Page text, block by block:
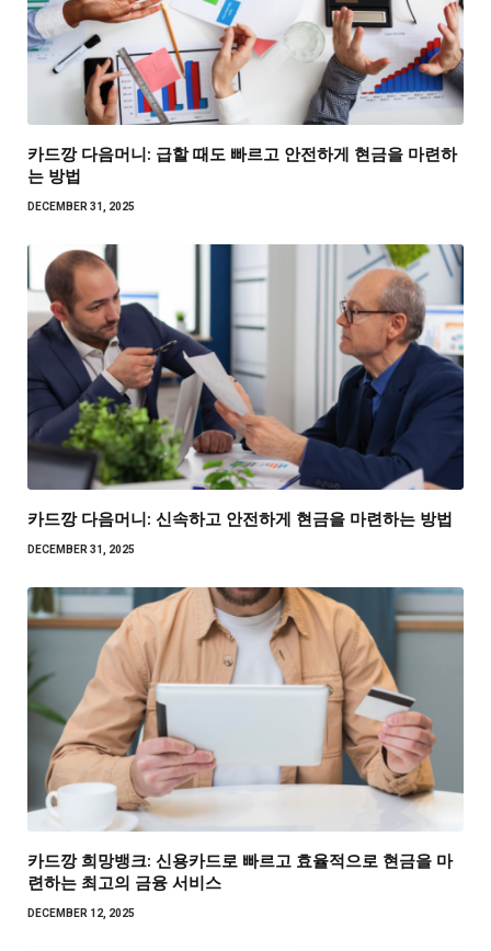
카드깡 다음머니: 급할 때도 빠르고 안전하게 현금을 마련하
는 방법
DECEMBER 31, 2025
카드깡 다음머니: 신속하고 안전하게 현금을 마련하는 방법
DECEMBER 31, 2025
카드깡 희망뱅크: 신용카드로 빠르고 효율적으로 현금을 마
련하는 최고의 금융 서비스
DECEMBER 12, 2025